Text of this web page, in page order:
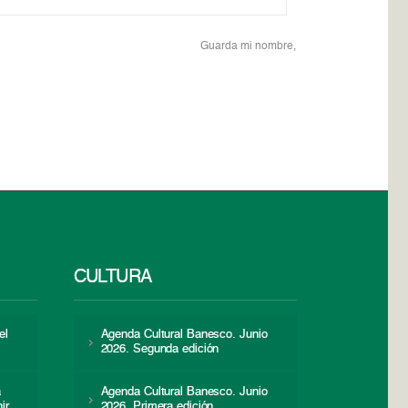
Guarda mi nombre,
CULTURA
Agenda Cultural Banesco. Junio
2026. Segunda edición
Agenda Cultural Banesco. Junio